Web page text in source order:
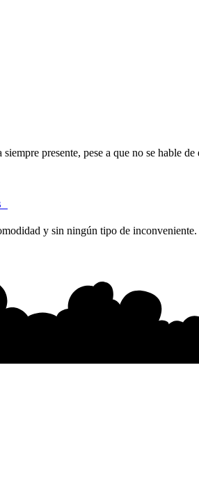
presente, pese a que no se hable
y sin ningún tipo de